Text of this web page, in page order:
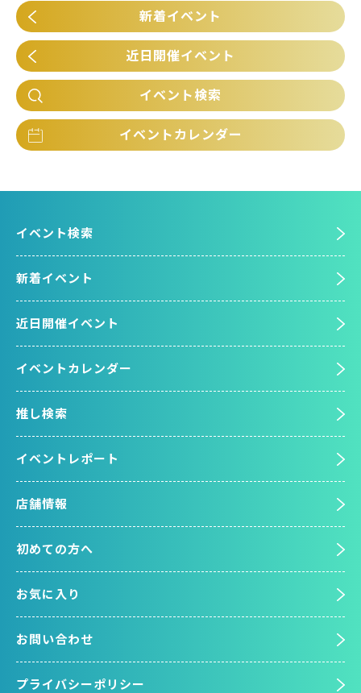
新着イベント
近日開催イベント
イベント検索
イベントカレンダー
イベント検索
新着イベント
近日開催イベント
イベントカレンダー
推し検索
イベントレポート
店舗情報
初めての方へ
お気に入り
お問い合わせ
プライバシーポリシー